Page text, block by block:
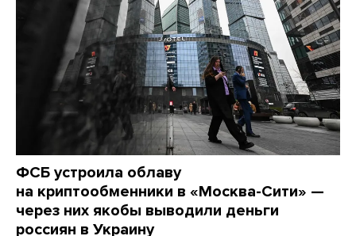
ФСБ устроила облаву
на криптообменники в «Москва-Сити» —
через них якобы выводили деньги
россиян в Украину